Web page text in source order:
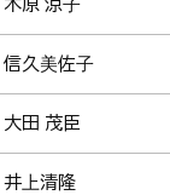
信久美佐子
大田 茂臣
井上清隆